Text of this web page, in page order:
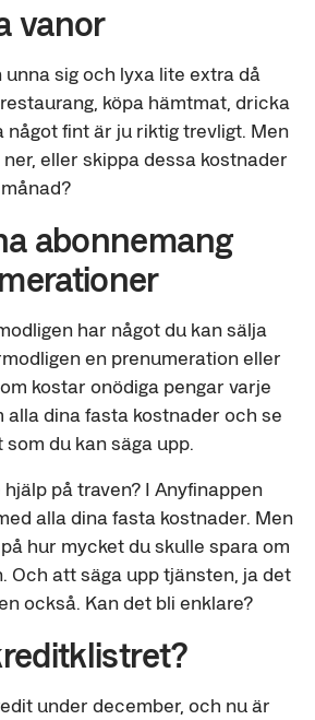
vanor
sig och lyxa lite extra då
köpa hämtmat, dricka
något fint är ju riktig trevligt. Men
eller skippa dessa kostnader
abonnemang
har något du kan sälja
en prenumeration eller
kostar onödiga pengar varje
alla dina fasta kostnader och se
du kan säga upp.
på traven? I Anyfinappen
alla dina fasta kostnader. Men
hur mycket du skulle spara om
Och att säga upp tjänsten, ja det
också. Kan det bli enklare?
under december, och nu är